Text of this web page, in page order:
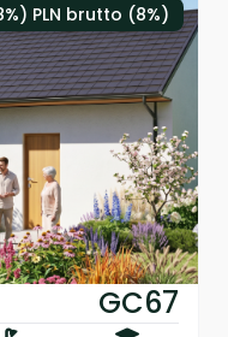
PLN brutto (8%)
GC67